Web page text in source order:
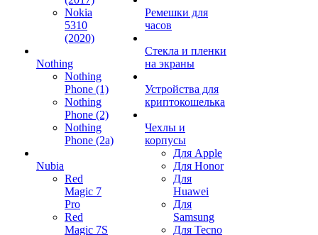
Nokia
5310
(2020)
Nothing
Nothing
Phone (1)
Nothing
Phone (2)
Nothing
Phone (2a)
Nubia
Red
Magic 7
Pro
Red
Magic 7S
Ремешки для
часов
Стекла и пленки
на экраны
Устройства для
криптокошелька
Чехлы и
корпусы
Для Apple
Для Honor
Для
Huawei
Для
Samsung
Для Tecno